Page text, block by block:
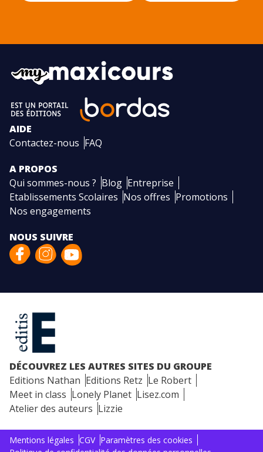
AIDE
Contactez-nous FAQ
A PROPOS
Qui sommes-nous ? Blog Entreprise
Etablissements Scolaires Nos offres Promotions
Nos engagements
NOUS SUIVRE
DÉCOUVREZ LES AUTRES SITES DU GROUPE
Editions Nathan Editions Retz Le Robert
Meet in class Lonely Planet Lisez.com
Atelier des auteurs Lizzie
Mentions légales CGV Paramètres des cookies